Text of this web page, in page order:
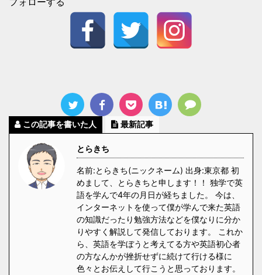
この記事を書いた人 最新記事
とらきち
名前:とらきち(ニックネーム) 出身:東京都 初
めまして、とらきちと申します！！ 独学で英
語を学んで4年の月日が経ちました。 今は、
インターネットを使って僕が学んで来た英語
の知識だったり勉強方法などを僕なりに分か
りやすく解説して発信しております。 これか
ら、英語を学ぼうと考えてる方や英語初心者
の方なんかが挫折せずに続けて行ける様に
色々とお伝えして行こうと思っております。